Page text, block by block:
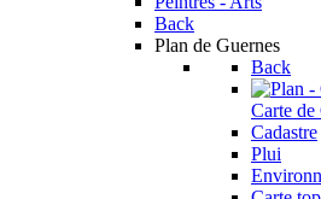
Back
Plan de Guernes
Back
Carte de
Cadastre
Plui